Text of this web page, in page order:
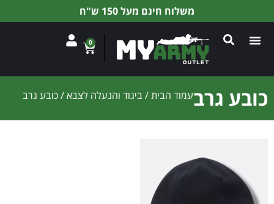
משלוח חינם מעל 150 ש"ח
0
כובע גרבעמוד הבית/ביגוד והנעלה לצבא/ כובע גרב